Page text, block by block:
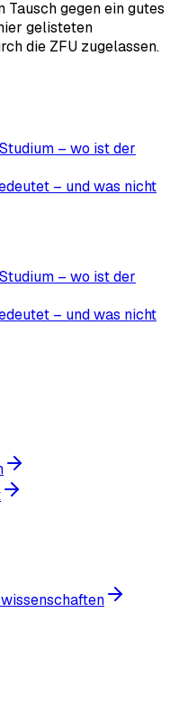
gegen ein gutes
gelisteten
die ZFU zugelassen.
– wo ist der
– und was nicht
– wo ist der
– und was nicht